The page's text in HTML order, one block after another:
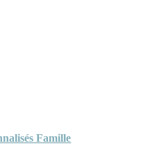
Famille